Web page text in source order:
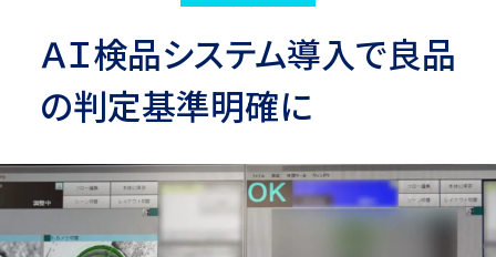
ＡＩ検品システム導入で良品
の判定基準明確に